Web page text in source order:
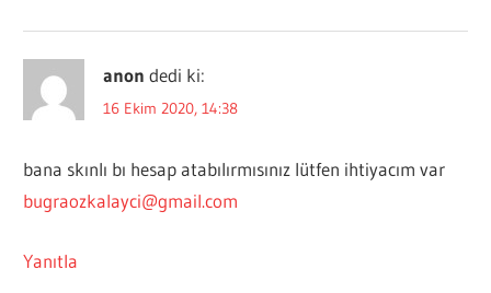
anon dedi ki:
16 Ekim 2020, 14:38
bana skınlı bı hesap atabılırmısınız lütfen ihtiyacım var
bugraozkalayci@gmail.com
Yanıtla